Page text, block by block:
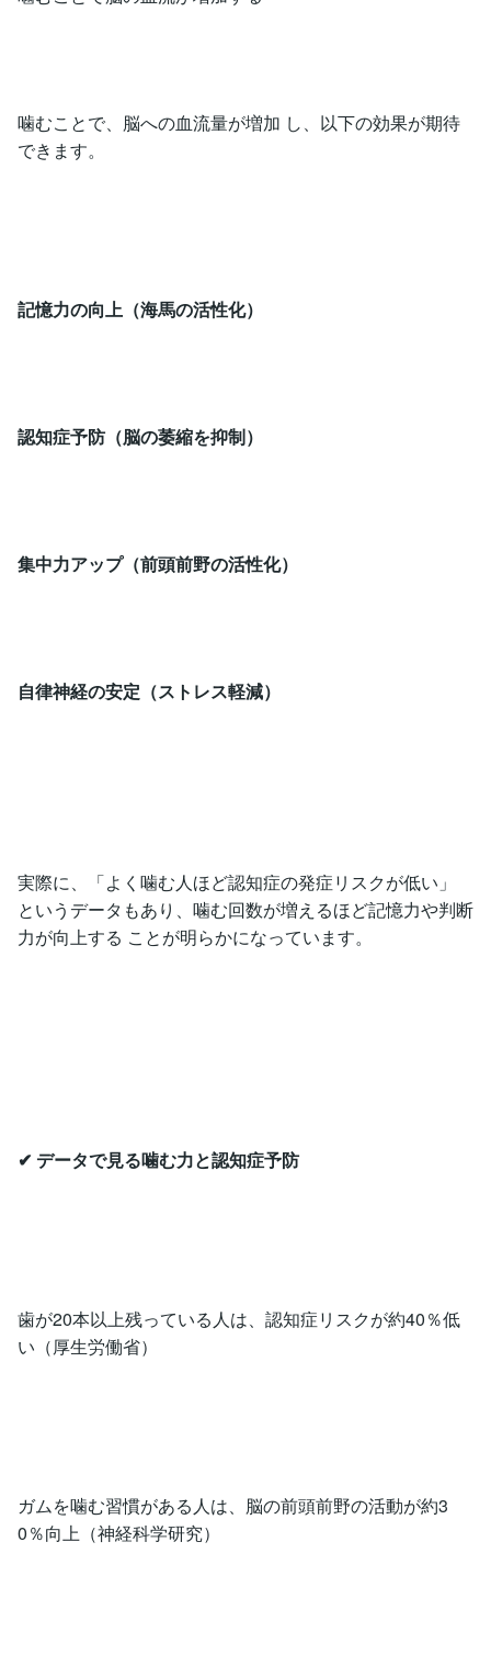
噛むことで、脳への血流量が増加 し、以下の効果が期待
できます。
記憶力の向上（海馬の活性化）
認知症予防（脳の萎縮を抑制）
集中力アップ（前頭前野の活性化）
自律神経の安定（ストレス軽減）
実際に、「よく噛む人ほど認知症の発症リスクが低い」
というデータもあり、噛む回数が増えるほど記憶力や判断
力が向上する ことが明らかになっています。
✔ データで見る噛む力と認知症予防
歯が20本以上残っている人は、認知症リスクが約40％低
い（厚生労働省）
ガムを噛む習慣がある人は、脳の前頭前野の活動が約3
0％向上（神経科学研究）